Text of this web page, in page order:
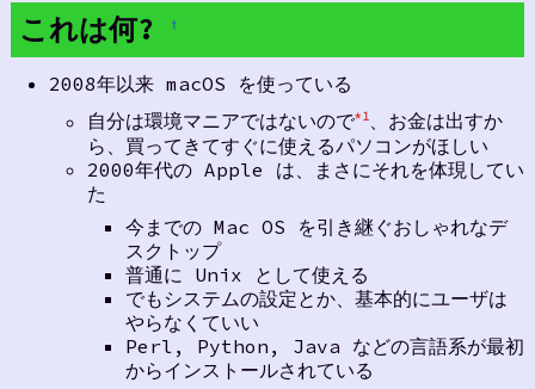
これは何? †
2008年以来 macOS を使っている
自分は環境マニアではないので*1、お金は出すか
ら、買ってきてすぐに使えるパソコンがほしい
2000年代の Apple は、まさにそれを体現してい
た
今までの Mac OS を引き継ぐおしゃれなデ
スクトップ
普通に Unix として使える
でもシステムの設定とか、基本的にユーザは
やらなくていい
Perl, Python, Java などの言語系が最初
からインストールされている